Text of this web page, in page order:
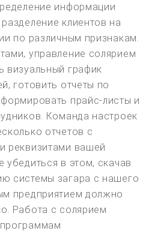
информации
клиентов на
по различным признакам.
управление солярием
визуальный график
готовить отчеты по
прайс-листы и
Команда настроек
отчетов с
реквизитами вашей
в этом, скачав
системы загара с нашего
предприятием должно
Работа с солярием